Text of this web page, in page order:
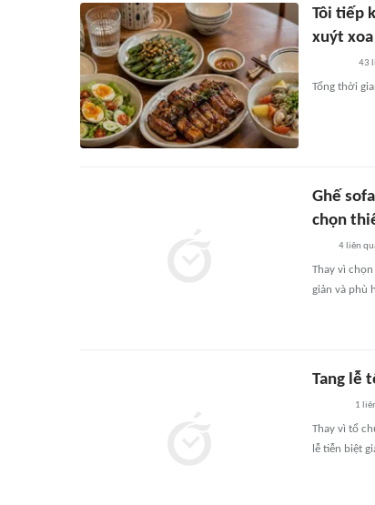
Tôi tiếp
xuýt xoa
43
Tổng thời
Ghế
chọn
4 liên
Thay vì
giản và phù
Tang lễ
1
Thay vì tổ
lễ tiễn biệt